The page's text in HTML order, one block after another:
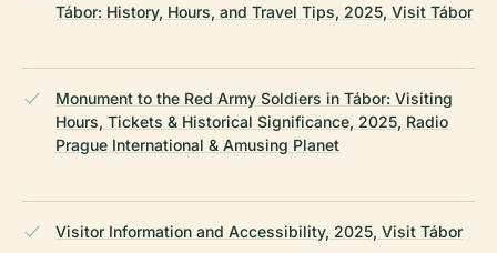
Tábor: History, Hours, and Travel Tips, 2025, Visit Tábor
Monument to the Red Army Soldiers in Tábor: Visiting
Hours, Tickets & Historical Significance, 2025, Radio
Prague International & Amusing Planet
Visitor Information and Accessibility, 2025, Visit Tábor